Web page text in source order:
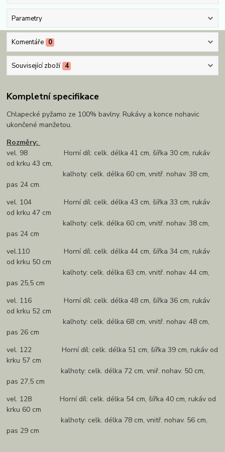
Parametry
Komentáře 0
Související zboží 4
Kompletní specifikace
Chlapecké pyžamo ze 100% bavlny. Rukávy a konce nohavic
ukončené manžetou.
Rozměry:
vel. 98 Horní díl: celk. délka 41 cm, šířka 30 cm, rukáv
od krku 43 cm,
kalhoty: celk. délka 60 cm, vnitř. nohav. 38 cm,
pas 24 cm.
vel. 104 Horní díl: celk. délka 43 cm, šířka 33 cm, rukáv
od krku 47 cm
kalhoty: celk. délka 60 cm, vnitř. nohav. 38 cm,
pas 24 cm
vel.110 Horní díl: celk. délka 44 cm, šířka 34 cm, rukáv
od krku 50 cm
kalhoty: celk. délka 63 cm, vnitř. nohav. 44 cm,
pas 25,5 cm
vel. 116 Horní díl: celk. délka 48 cm, šířka 36 cm, rukáv
od krku 52 cm
kalhoty: celk. délka 68 cm, vnitř. nohav. 48 cm,
pas 26 cm
vel. 122 Horní díl: celk. délka 51 cm, šířka 39 cm, rukáv od
krku 57 cm
kalhoty: celk. délka 72 cm, vniř. nohav. 50 cm,
pas 27,5 cm
vel. 128 Horní díl: celk. délka 54 cm, šířka 40 cm, rukáv od
krku 60 cm
kalhoty: celk. délka 78 cm, vnitř. nohav. 56 cm,
pas 29 cm